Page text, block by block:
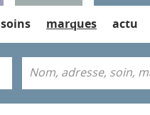
soins marques actu